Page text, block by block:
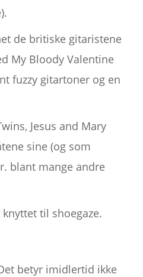
de britiske gitaristene
My Bloody Valentine
fuzzy gitartoner og en
Jesus and Mary
sine (og som
blant mange andre
til shoegaze.
betyr imidlertid ikke